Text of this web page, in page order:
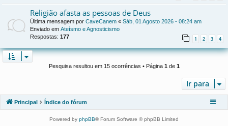
Religião afasta as pessoas de Deus
Última mensagem por CaveCanem « Sáb, 01 Agosto 2026 - 08:24 am
Enviado em Ateísmo e Agnosticismo
Respostas: 177 1 2 3 4
Pesquisa resultou em 15 ocorrências • Página 1de 1
Ir para
Principal Índice do fórum
Powered by phpBB® Forum Software © phpBB Limited